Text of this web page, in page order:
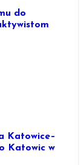
do
Katowice–
Katowic w